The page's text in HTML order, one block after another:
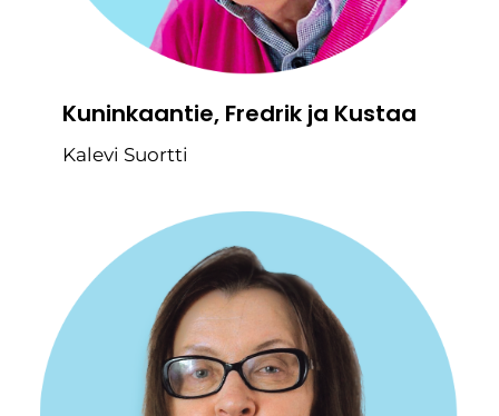
Kuninkaantie, Fredrik ja Kustaa
Kalevi Suortti